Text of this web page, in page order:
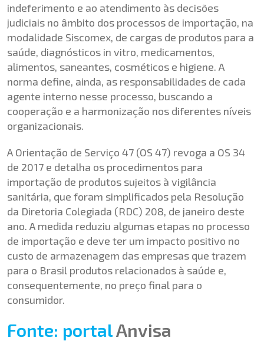
indeferimento e ao atendimento às decisões
judiciais no âmbito dos processos de importação, na
modalidade Siscomex, de cargas de produtos para a
saúde, diagnósticos in vitro, medicamentos,
alimentos, saneantes, cosméticos e higiene. A
norma define, ainda, as responsabilidades de cada
agente interno nesse processo, buscando a
cooperação e a harmonização nos diferentes níveis
organizacionais.
A Orientação de Serviço 47 (OS 47) revoga a OS 34
de 2017 e detalha os procedimentos para
importação de produtos sujeitos à vigilância
sanitária, que foram simplificados pela Resolução
da Diretoria Colegiada (RDC) 208, de janeiro deste
ano. A medida reduziu algumas etapas no processo
de importação e deve ter um impacto positivo no
custo de armazenagem das empresas que trazem
para o Brasil produtos relacionados à saúde e,
consequentemente, no preço final para o
consumidor.
Fonte: portalAnvisa